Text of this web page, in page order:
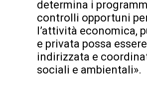
determina i
controlli opportuni
l’attività economica,
e privata possa essere
indirizzata e
sociali e ambientali».